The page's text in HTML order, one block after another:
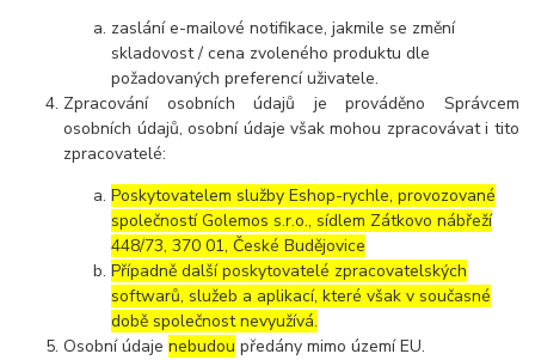
zaslání e-mailové notifikace, jakmile se změní
skladovost / cena zvoleného produktu dle
požadovaných preferencí uživatele.
Zpracování osobních údajů je prováděno Správcem
osobních údajů, osobní údaje však mohou zpracovávat i tito
zpracovatelé:
Poskytovatelem služby Eshop-rychle, provozované
společností Golemos s.r.o., sídlem Zátkovo nábřeží
448/73, 370 01, České Budějovice
Případně další poskytovatelé zpracovatelských
softwarů, služeb a aplikací, které však v současné
době společnost nevyužívá.
Osobní údajenebudou předány mimo území EU.